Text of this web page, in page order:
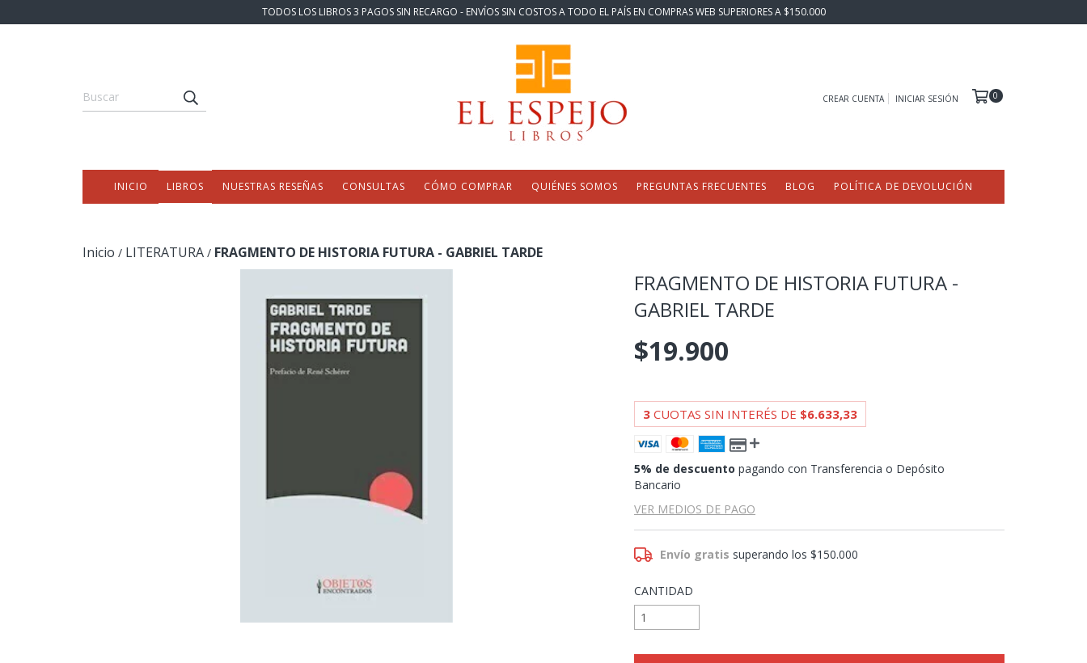
TODOS LOS LIBROS 3 PAGOS SIN RECARGO - ENVÍOS SIN COSTOS A TODO EL PAÍS EN COMPRAS WEB SUPERIORES A $150.000
CREAR CUENTA INICIAR SESIÓN 0
INICIO LIBROS NUESTRAS RESEÑAS CONSULTAS CÓMO COMPRAR QUIÉNES SOMOS PREGUNTAS FRECUENTES BLOG POLÍTICA DE DEVOLUCIÓN
Inicio / LITERATURA / FRAGMENTO DE HISTORIA FUTURA - GABRIEL TARDE
FRAGMENTO DE HISTORIA FUTURA -
GABRIEL TARDE
$19.900
3 CUOTAS SIN INTERÉS DE $6.633,33
5% de descuento pagando con Transferencia o Depósito
Bancario
VER MEDIOS DE PAGO
Envío gratis superando los$150.000
CANTIDAD